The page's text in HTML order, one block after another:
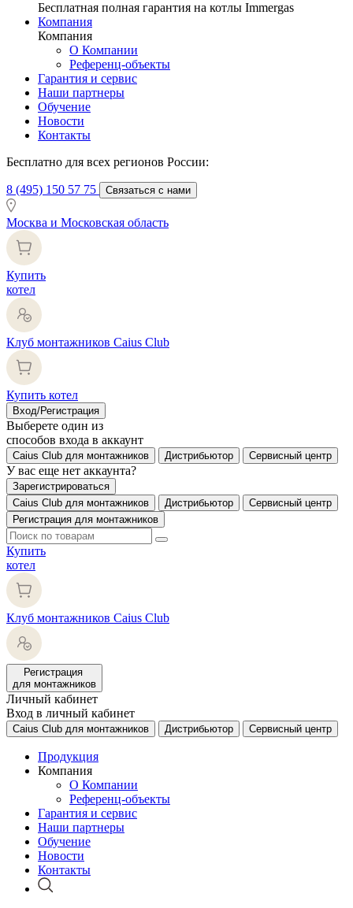
Бесплатная полная гарантия на котлы Immergas
Компания
Компания
О Компании
Референц-объекты
Гарантия и сервис
Наши партнеры
Обучение
Новости
Контакты
Бесплатно для всех регионов России:
8 (495) 150 57 75 Связаться с нами
Москва и Московская область
Купить
котел
Клуб монтажников Caius Club
Купить котел
Вход/Регистрация
Выберете один из
способов входа в аккаунт
Caius Club для монтажников Дистрибьютор Сервисный центр
У вас еще нет аккаунта?
Зарегистрироваться
Caius Club для монтажников
Дистрибьютор
Сервисный центр
Регистрация для монтажников
Купить
котел
Клуб монтажников Caius Club
Регистрация
для монтажников
Личный кабинет
Вход в личный кабинет
Caius Club для монтажников Дистрибьютор Сервисный центр
Продукция
Компания
О Компании
Референц-объекты
Гарантия и сервис
Наши партнеры
Обучение
Новости
Контакты